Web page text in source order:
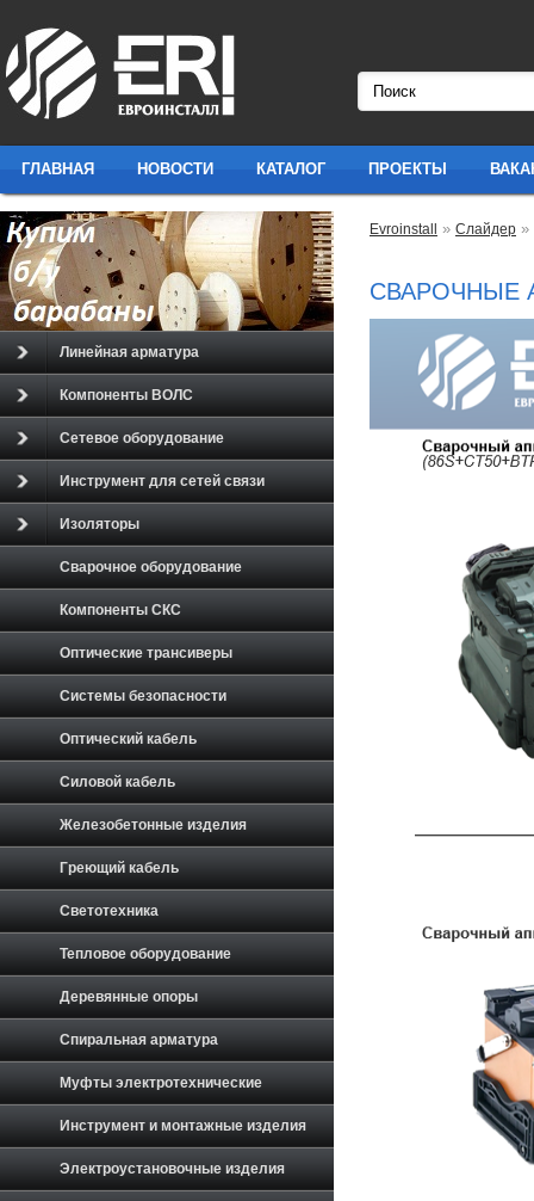
ГЛАВНАЯ НОВОСТИ КАТАЛОГ ПРОЕКТЫ
Evroinstall » Слайдер
СВАРОЧНЫЕ
Линейная арматура
Компоненты ВОЛС
Сетевое оборудование
Инструмент для сетей связи
Изоляторы
Сварочное оборудование
Компоненты СКС
Оптические трансиверы
Системы безопасности
Оптический кабель
Силовой кабель
Железобетонные изделия
Греющий кабель
Светотехника
Тепловое оборудование
Деревянные опоры
Спиральная арматура
Муфты электротехнические
Инструмент и монтажные изделия
Электроустановочные изделия